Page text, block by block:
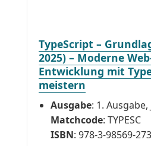
TypeScript –
2025) – Moderne
Entwicklung mit
meistern
Ausgabe: 1.
Matchcode: TYPESC
ISBN: 978-3-98569-